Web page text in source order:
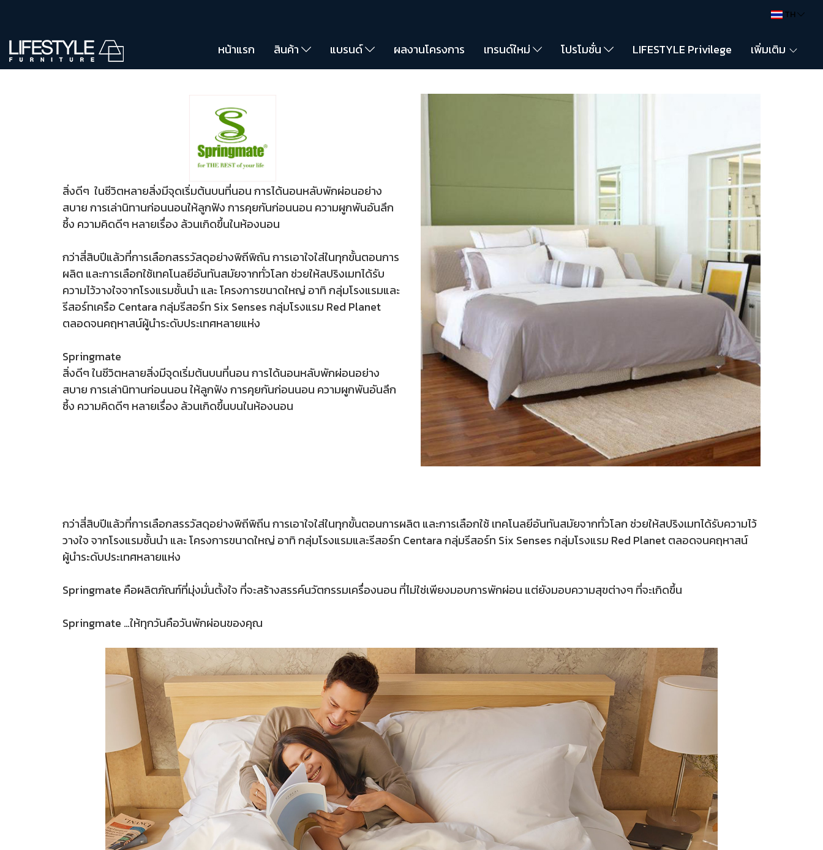
TH
หน้าแรก สินค้า แบรนด์ ผลงานโครงการ เทรนด์ใหม่ โปรโมชั่น LIFESTYLE Privilege เพิ่มเติม
สิ่งดีๆ ในชีวิตหลายสิ่งมีจุดเริ่มต้นบนที่นอน การได้นอนหลับพักผ่อนอย่าง
สบาย การเล่านิทานก่อนนอนให้ลูกฟัง การคุยกันก่อนนอน ความผูกพันอันลึก
ซึ้ง ความคิดดีๆ หลายเรื่อง ล้วนเกิดขึ้นในห้องนอน
กว่าสี่สิบปีแล้วที่การเลือกสรรวัสดุอย่างพิถีพิถัน การเอาใจใส่ในทุกขั้นตอนการ
ผลิต และการเลือกใช้เทคโนลยีอันทันสมัยจากทั่วโลก ช่วยให้สปริงเมทได้รับ
ความไว้วางใจจากโรงแรมชั้นนำ และ โครงการขนาดใหญ่ อาทิ กลุ่มโรงแรมและ
รีสอร์ทเครือ Centara กลุ่มรีสอร์ท Six Senses กลุ่มโรงแรม Red Planet
ตลอดจนคฤหาสน์ผู้นำระดับประเทศหลายแห่ง
Springmate
สิ่งดีๆ ในชีวิตหลายสิ่งมีจุดเริ่มต้นบนที่นอน การได้นอนหลับพักผ่อนอย่าง
สบาย การเล่านิทานก่อนนอน ให้ลูกฟัง การคุยกันก่อนนอน ความผูกพันอันลึก
ซึ้ง ความคิดดีๆ หลายเรื่อง ล้วนเกิดขึ้นบนในห้องนอน
กว่าสี่สิบปีแล้วที่การเลือกสรรวัสดุอย่างพิถีพิถีน การเอาใจใส่ในทุกขั้นตอนการผลิต และการเลือกใช้ เทคโนลยีอันทันสมัยจากทั่วโลก ช่วยให้สปริงเมทได้รับความไว้
วางใจ จากโรงแรมชั้นนำ และ โครงการขนาดใหญ่ อาทิ กลุ่มโรงแรมและรีสอร์ท Centara กลุ่มรีสอร์ท Six Senses กลุ่มโรงแรม Red Planet ตลอดจนคฤหาสน์
ผู้นำระดับประเทศหลายแห่ง
Springmate คือผลิตภัณฑ์ที่มุ่งมั่นตั้งใจ ที่จะสร้างสรรค์นวัตกรรมเครื่องนอน ที่ไม่ใช่เพียงมอบการพักผ่อน แต่ยังมอบความสุขต่างๆ ที่จะเกิดขึ้น
Springmate …ให้ทุกวันคือวันพักผ่อนของคุณ